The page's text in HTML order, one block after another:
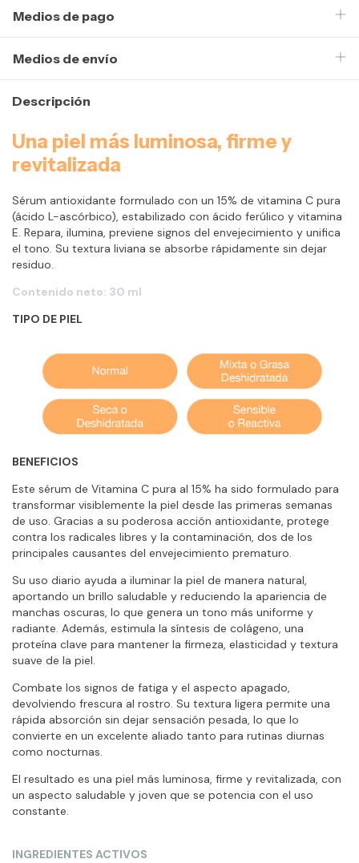
Medios de pago
Medios de envío
Descripción
Una piel más luminosa, firme y
revitalizada
Sérum antioxidante formulado con un 15% de vitamina C pura
(ácido L-ascórbico), estabilizado con ácido ferúlico y vitamina
E. Repara, ilumina, previene signos del envejecimiento y unifica
el tono. Su textura liviana se absorbe rápidamente sin dejar
residuo.
Contenido neto: 30 ml
TIPO DE PIEL
BENEFICIOS
Este sérum de Vitamina C pura al 15% ha sido formulado para
transformar visiblemente la piel desde las primeras semanas
de uso. Gracias a su poderosa acción antioxidante, protege
contra los radicales libres y la contaminación, dos de los
principales causantes del envejecimiento prematuro.
Su uso diario ayuda a iluminar la piel de manera natural,
aportando un brillo saludable y reduciendo la apariencia de
manchas oscuras, lo que genera un tono más uniforme y
radiante. Además, estimula la síntesis de colágeno, una
proteína clave para mantener la firmeza, elasticidad y textura
suave de la piel.
Combate los signos de fatiga y el aspecto apagado,
devolviendo frescura al rostro. Su textura ligera permite una
rápida absorción sin dejar sensación pesada, lo que lo
convierte en un excelente aliado tanto para rutinas diurnas
como nocturnas.
El resultado es una piel más luminosa, firme y revitalizada, con
un aspecto saludable y joven que se potencia con el uso
constante.
INGREDIENTES ACTIVOS